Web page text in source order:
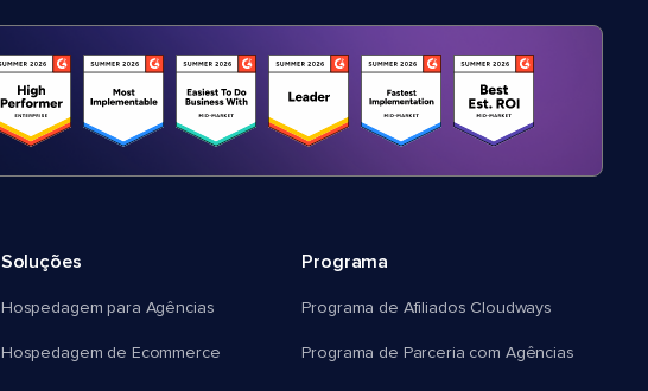
Soluções
Hospedagem para Agências
Hospedagem de Ecommerce
Programa
Programa de Afiliados Cloudways
Programa de Parceria com Agências